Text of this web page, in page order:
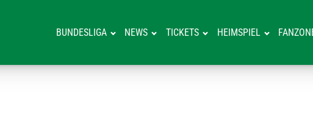
BUNDESLIGA NEWS TICKETS HEIMSPIEL